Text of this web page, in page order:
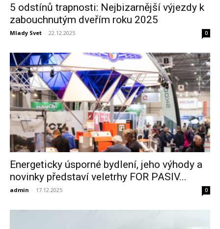
5 odstínů trapnosti: Nejbizarnější výjezdy k
zabouchnutým dveřím roku 2025
Mlady Svet - 22.12.2025 0
Energeticky úsporné bydlení, jeho výhody a
novinky představí veletrhy FOR PASIV...
admin - 17.12.2025 0